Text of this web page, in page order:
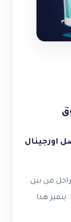
اورجينال
المياه الأفضل اورجينال 7 مراحل من بين
يتميز هذا